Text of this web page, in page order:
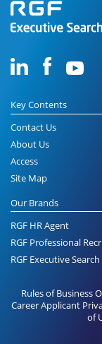
Key Contents
Contact Us
About Us
Access
Site Map
Our Brands
RGF HR Agent
RGF Professional
RGF Executive Search
Rules of Business
Career Applicant
of